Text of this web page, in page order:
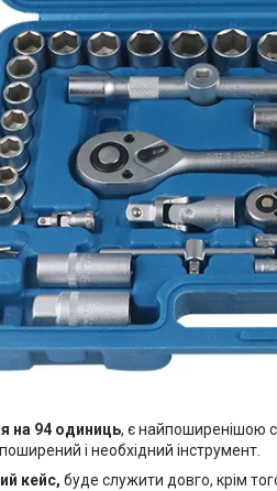
на 94 одиниць, є найпоширенішою
і необхідний інструмент.
кейс, буде служити довго, крім